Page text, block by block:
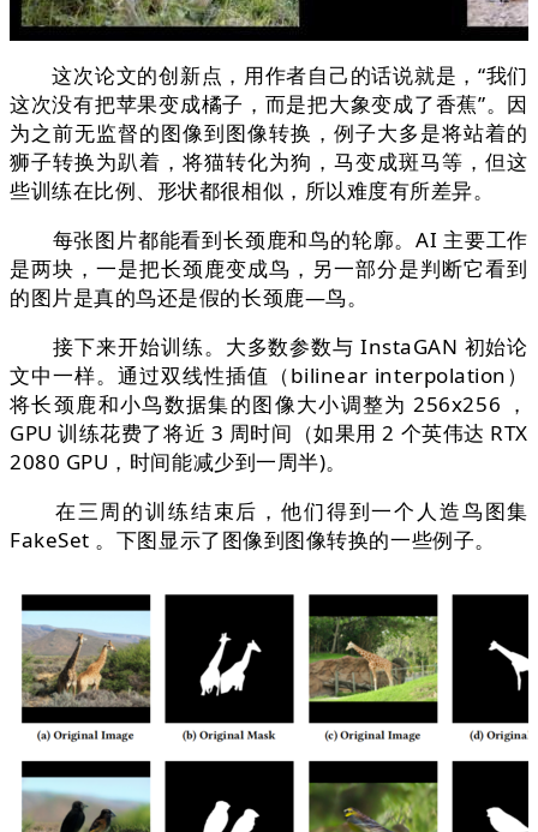
这次论文的创新点，用作者自己的话说就是，“我们
这次没有把苹果变成橘子，而是把大象变成了香蕉”。因
为之前无监督的图像到图像转换，例子大多是将站着的
狮子转换为趴着，将猫转化为狗，马变成斑马等，但这
些训练在比例、形状都很相似，所以难度有所差异。
每张图片都能看到长颈鹿和鸟的轮廓。AI 主要工作
是两块，一是把长颈鹿变成鸟，另一部分是判断它看到
的图片是真的鸟还是假的长颈鹿—鸟。
接下来开始训练。大多数参数与 InstaGAN 初始论
文中一样。通过双线性插值（bilinear interpolation）
将长颈鹿和小鸟数据集的图像大小调整为 256x256 ，
GPU 训练花费了将近 3 周时间（如果用 2 个英伟达 RTX
2080 GPU，时间能减少到一周半)。
在三周的训练结束后，他们得到一个人造鸟图集
FakeSet 。下图显示了图像到图像转换的一些例子。